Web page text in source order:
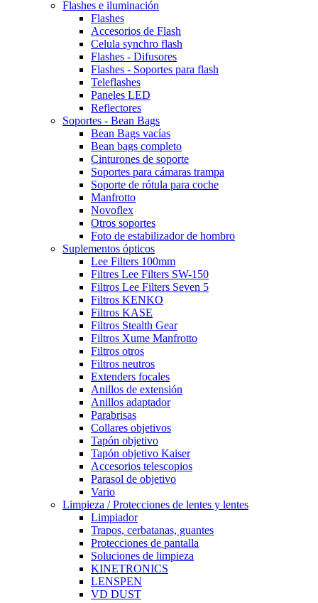
Flashes e iluminación
Flashes
Accesorios de Flash
Celula synchro flash
Flashes - Difusores
Flashes - Soportes para flash
Teleflashes
Paneles LED
Reflectores
Soportes - Bean Bags
Bean Bags vacías
Bean bags completo
Cinturones de soporte
Soportes para cámaras trampa
Soporte de rótula para coche
Manfrotto
Novoflex
Otros soportes
Foto de estabilizador de hombro
Suplementos ópticos
Lee Filters 100mm
Filtres Lee Filters SW-150
Filtros Lee Filters Seven 5
Filtros KENKO
Filtros KASE
Filtros Stealth Gear
Filtros Xume Manfrotto
Filtros otros
Filtros neutros
Extenders focales
Anillos de extensión
Anillos adaptador
Parabrisas
Collares objetivos
Tapón objetivo
Tapón objetivo Kaiser
Accesorios telescopios
Parasol de objetivo
Vario
Limpieza / Protecciones de lentes y lentes
Limpiador
Trapos, cerbatanas, guantes
Protecciones de pantalla
Soluciones de limpieza
KINETRONICS
LENSPEN
VD DUST